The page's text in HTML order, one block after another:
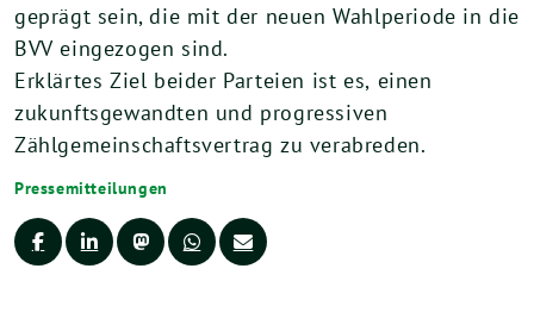
geprägt sein, die mit der neuen Wahlperiode in die
BVV eingezogen sind.
Erklärtes Ziel beider Parteien ist es, einen
zukunftsgewandten und progressiven
Zählgemeinschaftsvertrag zu verabreden.
Pressemitteilungen